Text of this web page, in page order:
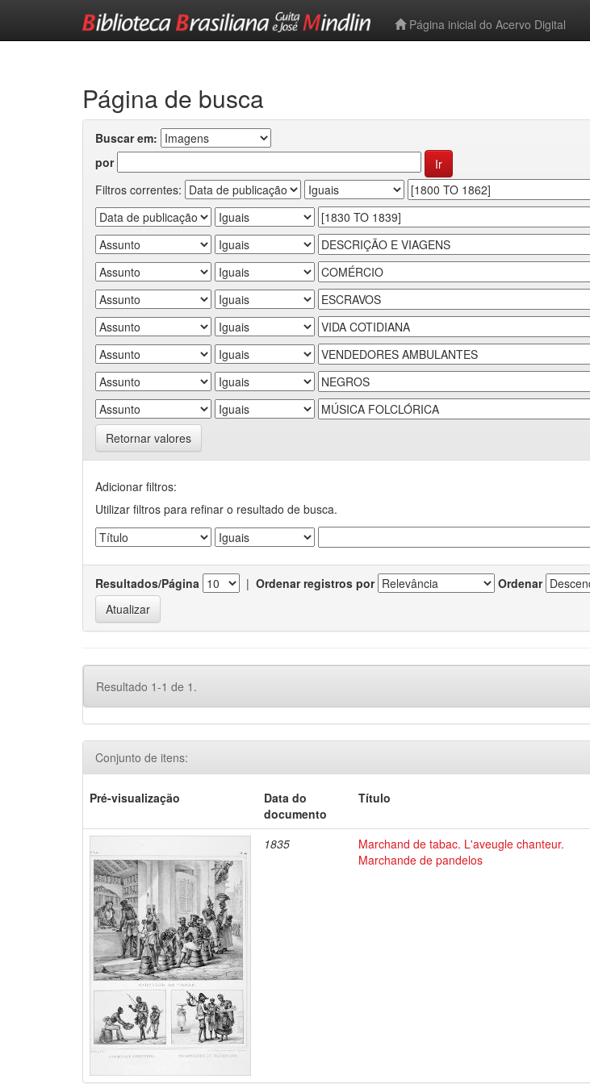
Página inicial do Acervo Digital
Página de busca
Buscar em:
por
Filtros correntes:
Retornar valores
Adicionar filtros:
Utilizar filtros para refinar o resultado de busca.
Resultados/Página | Ordenar registros por Ordenar
Resultado 1-1 de 1.
Conjunto de itens:
Pré-visualização
Data do
documento
Título
1835
Marchand de tabac. L'aveugle chanteur.
Marchande de pandelos